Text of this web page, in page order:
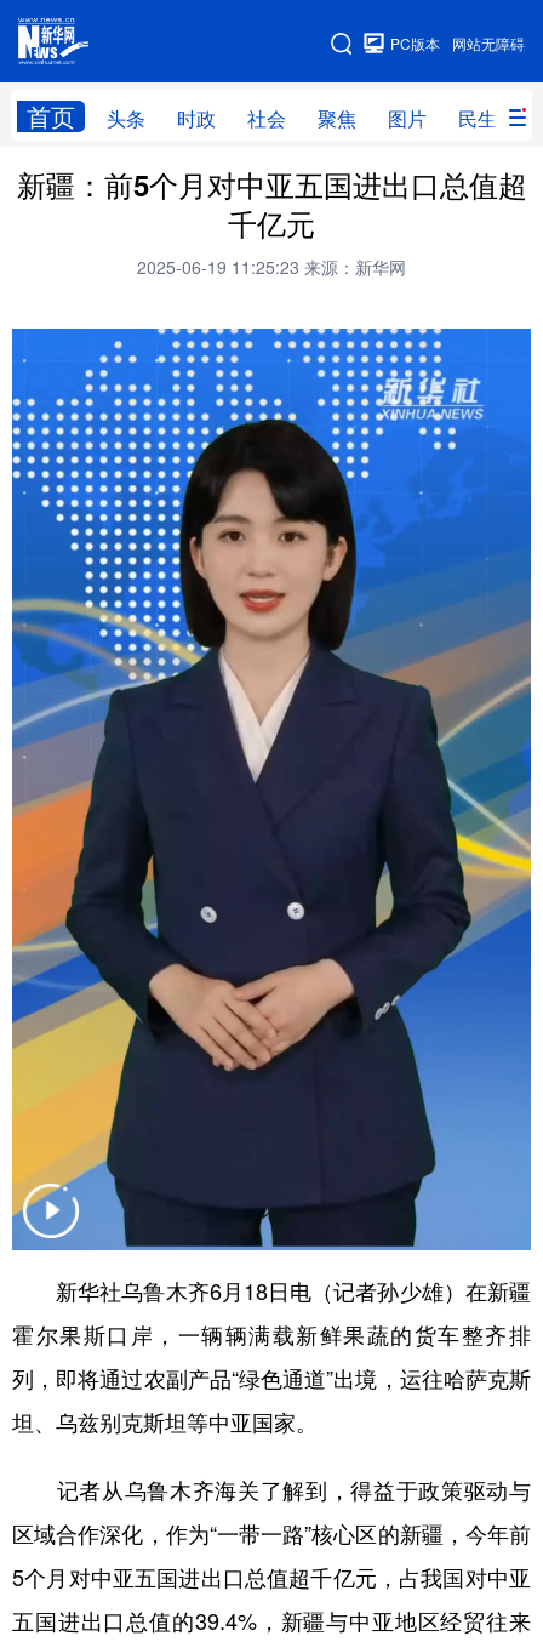
网站无障碍
PC版本
首页 头条 时政 社会 聚焦 图片 民生
网站地图
头条 时政 社会 聚焦
服务
云游新疆 云端悦读 云看书画 光影新疆
人事频道 融媒体联播 廉政频道 新华视角看新疆
地方频道
北京 天津 河北
辽宁 吉林 上海
浙江 安徽 福建 江西
山东 河南 湖南
广东 重庆
四川 西藏
陕西 宁夏
新疆
多语种频道
English Español Français
Русский язык
Deutsch
新疆：前5个月对中亚五国进出口总值超
千亿元
2025-06-19 11:25:23 来源：新华网
新华社乌鲁木齐6月18日电（记者孙少雄）在新疆
霍尔果斯口岸，一辆辆满载新鲜果蔬的货车整齐排
列，即将通过农副产品“绿色通道”出境，运往哈萨克斯
坦、乌兹别克斯坦等中亚国家。
记者从乌鲁木齐海关了解到，得益于政策驱动与
区域合作深化，作为“一带一路”核心区的新疆，今年前
5个月对中亚五国进出口总值超千亿元，占我国对中亚
五国进出口总值的39.4%，新疆与中亚地区经贸往来